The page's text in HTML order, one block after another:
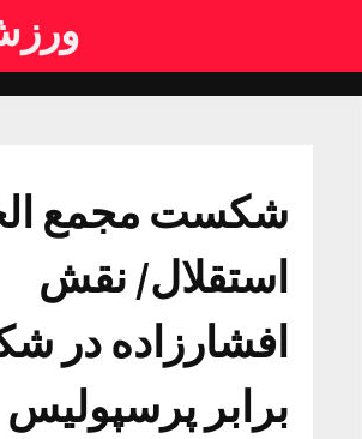
شکست مجمع
استقلال/ نقش
افشارزاده در
برابر پرسپولیس